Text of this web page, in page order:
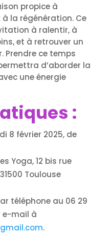
propice à
la régénération. Ce
à ralentir, à
et à retrouver un
Prendre ce temps
d’aborder la
une énergie
:
8 février 2025, de
Yoga, 12 bis rue
Toulouse
téléphone au 06 29
e-mail à
.